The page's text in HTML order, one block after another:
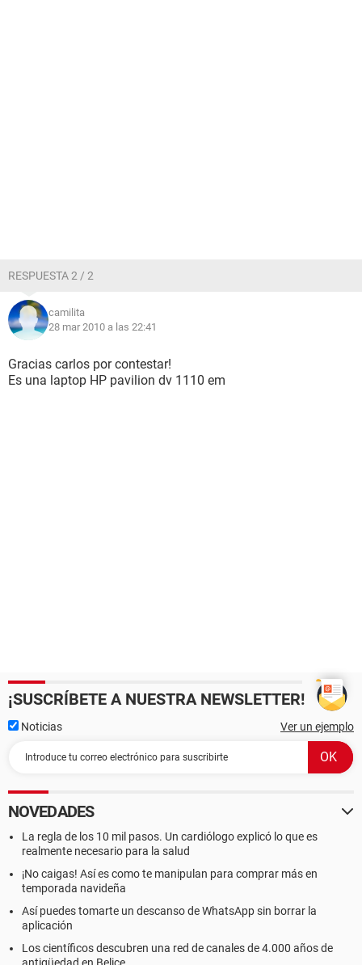
RESPUESTA 2 / 2
camilita
28 mar 2010 a las 22:41
Gracias carlos por contestar!
Es una laptop HP pavilion dv 1110 em
¡SUSCRÍBETE A NUESTRA NEWSLETTER!
Noticias Ver un ejemplo
NOVEDADES
La regla de los 10 mil pasos. Un cardiólogo explicó lo que es
realmente necesario para la salud
¡No caigas! Así es como te manipulan para comprar más en
temporada navideña
Así puedes tomarte un descanso de WhatsApp sin borrar la
aplicación
Los científicos descubren una red de canales de 4.000 años de